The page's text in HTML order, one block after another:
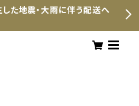
た地震・大雨に伴う配送へ